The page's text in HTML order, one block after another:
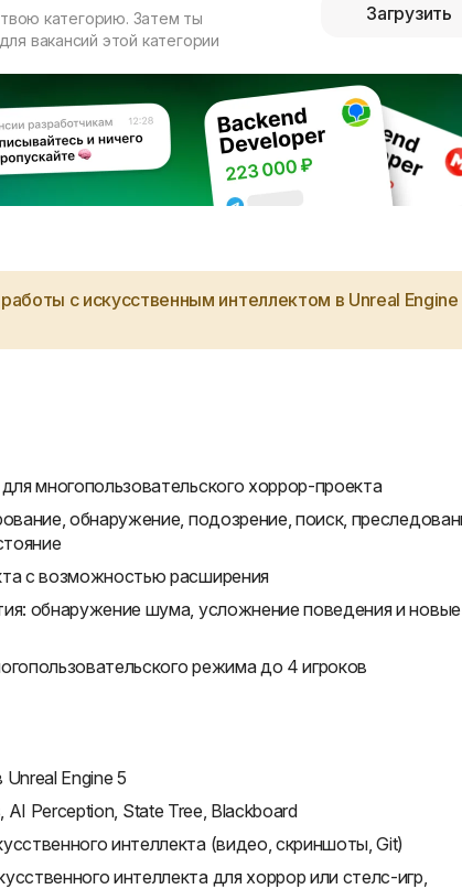
категорию. Затем ты
вакансий этой категории
Загрузить
с искусственным интеллектом в Unreal Engine
многопользовательского хоррор-проекта
обнаружение, подозрение, поиск,
с возможностью расширения
обнаружение шума, усложнение поведения и новые
режима до 4 игроков
Engine 5
AI Perception, State Tree, Blackboard
интеллекта (видео, скриншоты, Git)
интеллекта для хоррор или стелс-игр,